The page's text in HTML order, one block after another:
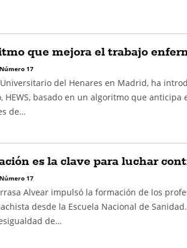
que mejora el trabajo
Número 17
del Henares en Madrid, ha
HEWS, basado en un algoritmo que
de…
es la clave para luchar
Número 17
Alvear impulsó la formación de los
desde la Escuela Nacional de
de…